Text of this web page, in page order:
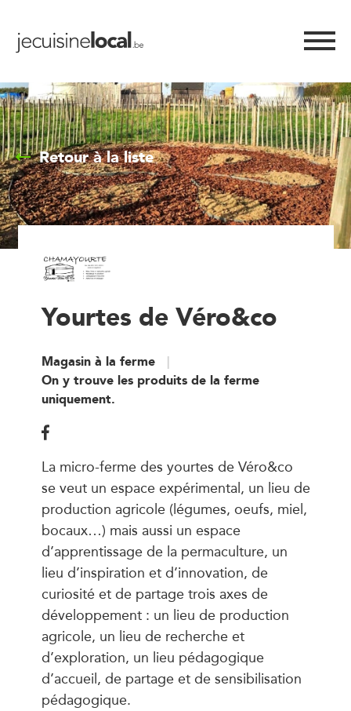
Retour à la liste
Yourtes de Véro&co
Magasin à la ferme
On y trouve les produits de la ferme
uniquement.
La micro-ferme des yourtes de Véro&co
se veut un espace expérimental, un lieu de
production agricole (légumes, oeufs, miel,
bocaux…) mais aussi un espace
d’apprentissage de la permaculture, un
lieu d’inspiration et d’innovation, de
curiosité et de partage trois axes de
développement : un lieu de production
agricole, un lieu de recherche et
d’exploration, un lieu pédagogique
d’accueil, de partage et de sensibilisation
pédagogique.